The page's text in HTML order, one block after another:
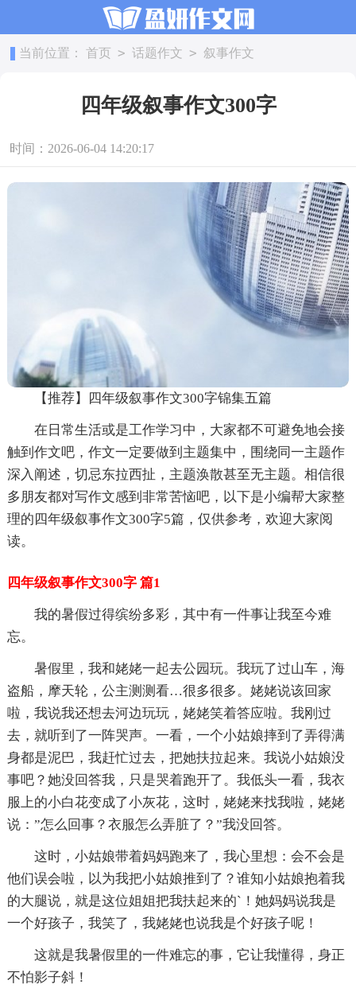
当前位置： 首页 > 话题作文 > 叙事作文
四年级叙事作文300字
时间：2026-06-04 14:20:17
【推荐】四年级叙事作文300字锦集五篇
在日常生活或是工作学习中，大家都不可避免地会接
触到作文吧，作文一定要做到主题集中，围绕同一主题作
深入阐述，切忌东拉西扯，主题涣散甚至无主题。相信很
多朋友都对写作文感到非常苦恼吧，以下是小编帮大家整
理的四年级叙事作文300字5篇，仅供参考，欢迎大家阅
读。
四年级叙事作文300字 篇1
我的暑假过得缤纷多彩，其中有一件事让我至今难
忘。
暑假里，我和姥姥一起去公园玩。我玩了过山车，海
盗船，摩天轮，公主测测看…很多很多。姥姥说该回家
啦，我说我还想去河边玩玩，姥姥笑着答应啦。我刚过
去，就听到了一阵哭声。一看，一个小姑娘摔到了弄得满
身都是泥巴，我赶忙过去，把她扶拉起来。我说小姑娘没
事吧？她没回答我，只是哭着跑开了。我低头一看，我衣
服上的小白花变成了小灰花，这时，姥姥来找我啦，姥姥
说：”怎么回事？衣服怎么弄脏了？”我没回答。
这时，小姑娘带着妈妈跑来了，我心里想：会不会是
他们误会啦，以为我把小姑娘推到了？谁知小姑娘抱着我
的大腿说，就是这位姐姐把我扶起来的`！她妈妈说我是
一个好孩子，我笑了，我姥姥也说我是个好孩子呢！
这就是我暑假里的一件难忘的事，它让我懂得，身正
不怕影子斜！